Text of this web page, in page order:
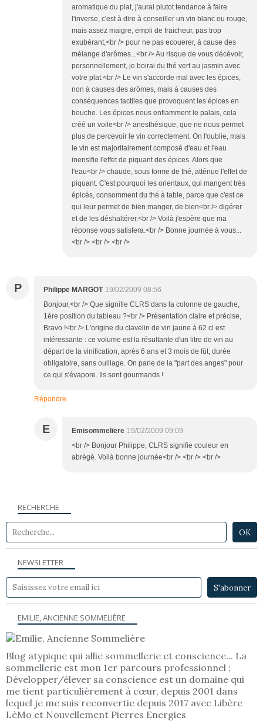
aromatique du plat, j'aurai plutot tendance à faire
l'inverse, c'est à dire à conseiller un vin blanc ou rouge,
mais assez maigre, empli de fraicheur, pas trop
exubérant,<br /> pour ne pas ecouerer, à cause des
mélange d'arômes...<br /> Au risque de vous décévoir,
personnellement, je boirai du thé vert au jasmin avec
votre plat.<br /> Le vin s'accorde mal avec les épices,
non à causes des arômes, mais à causes des
conséquences tactiles que provoquent les épices en
bouche. Les épices nous enflamment le palais, cela
créé un voile<br /> anesthésique, que ne nous permet
plus de percevoir le vin correctement. On l'oublie, mais
le vin est majoritairement composé d'eau et l'eau
inensifie l'effet de piquant des épices. Alors que
l'eau<br /> chaude, sous forme de thé, atténue l'effet de
piquant. C'est pourquoi les orientaux, qui mangent très
épicés, consomment du thé à table, parce que c'est ce
qui leur permet de bien manger, de bien<br /> digérer
et de les déshaltérer.<br /> Voilà j'espère que ma
réponse vous satisfera.<br /> Bonne journée à vous...
<br /> <br /> <br />
P Philippe MARGOT 19/02/2009 08:56
Bonjour,<br /> Que signifie CLRS dans la colonne de gauche,
1ère position du tableau ?<br /> Présentation claire et précise,
Bravo !<br /> L'origine du clavelin de vin jaune à 62 cl est
intéressante : ce volume est la résultante d'un litre de vin au
départ de la vinification, après 6 ans et 3 mois de fût, durée
obligatoire, sans ouillage. On parle de la "part des anges" pour
ce qui s'évapore. Ils sont gourmands !
Répondre
E Emisommeliere 19/02/2009 09:09
<br /> Bonjour Philippe, CLRS signifie couleur en
abrégé. Voilà bonne journée<br /> <br /> <br />
NEWSLETTER
RECHERCHE
EMILIE, ANCIENNE SOMMELIÈRE
Blog atypique qui allie sommellerie et conscience... La
sommellerie est mon 1er parcours professionnel ;
Développer/élever sa conscience est un domaine qui
me tient particulièrement à cœur, depuis 2001 dans
lequel je me suis reconvertie depuis 2017 avec Libère
LèMo et Nouvellement Pierres Energies